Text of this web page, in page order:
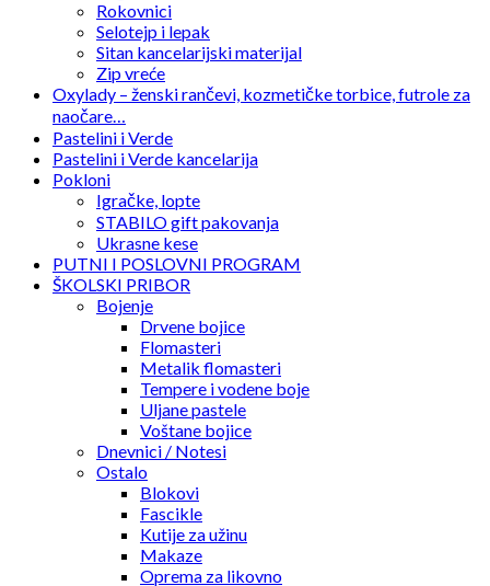
Rokovnici
Selotejp i lepak
Sitan kancelarijski materijal
Zip vreće
Oxylady – ženski rančevi, kozmetičke torbice, futrole za
naočare…
Pastelini i Verde
Pastelini i Verde kancelarija
Pokloni
Igračke, lopte
STABILO gift pakovanja
Ukrasne kese
PUTNI I POSLOVNI PROGRAM
ŠKOLSKI PRIBOR
Bojenje
Drvene bojice
Flomasteri
Metalik flomasteri
Tempere i vodene boje
Uljane pastele
Voštane bojice
Dnevnici / Notesi
Ostalo
Blokovi
Fascikle
Kutije za užinu
Makaze
Oprema za likovno